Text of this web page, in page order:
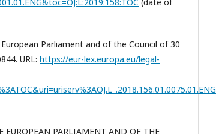
Parliament and of the Council of 30
URL: https://eur-lex.europa.eu/legal-
EUROPEAN PARLIAMENT AND OF THE